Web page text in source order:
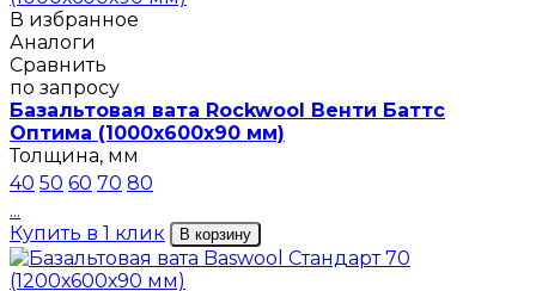
В избранное
Аналоги
Сравнить
по запросу
Базальтовая вата Rockwool Венти Баттс
Оптима (1000х600х90 мм)
Толщина, мм
40 50 60 70 80
...
Купить в 1 клик
В корзину